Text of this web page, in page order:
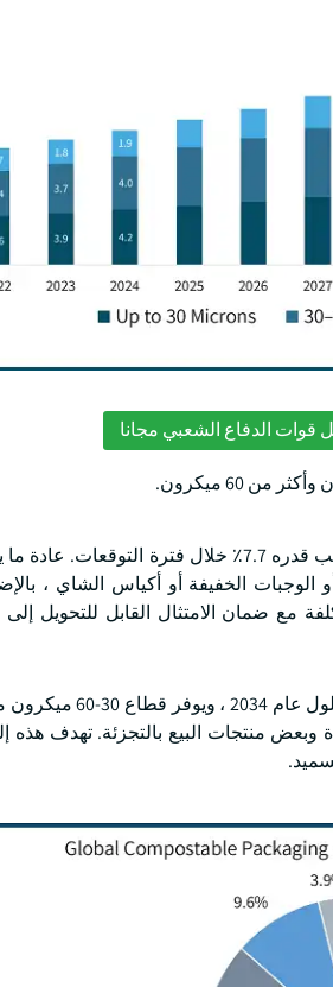
قوات الدفاع الشعبي مجانا
من المتوقع أن ينمو سوق ما يصل إلى 30 ميكرون بمعدل نمو سنوي مركب
الوجبات الخفيفة أو أكياس الشاي ،
مع ضمان الامتثال القابل للتحويل
من المتوقع أن يصل سوق 30-60
وبعض منتجات البيع بالتجزئة. تهدف هذه